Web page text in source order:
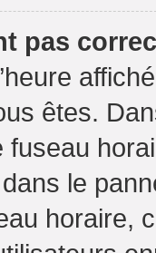
pas
êtes.
fuseau
le
horaire,